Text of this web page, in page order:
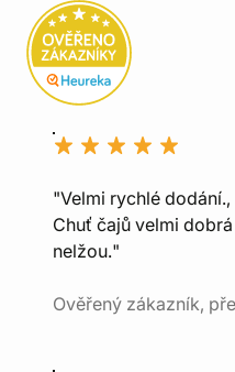
"Velmi rychlé
Chuť čajů velmi
nelžou."
Ověřený zákazník,